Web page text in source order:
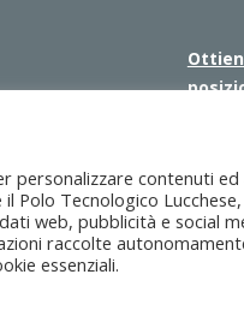
riservati •Lucca Intec
personalizzare contenuti
Polo Tecnologico
web, pubblicità e social
raccolte
essenziali.